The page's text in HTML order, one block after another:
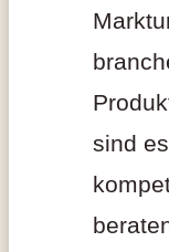
sind